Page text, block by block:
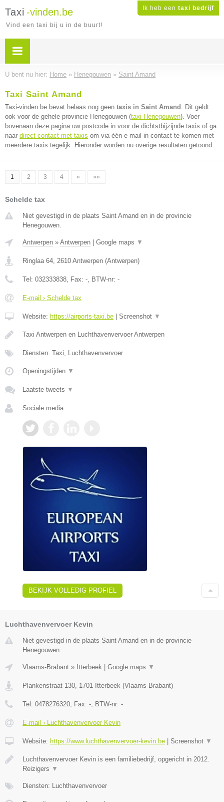
Ik heb een taxi bedrijf
Taxi -vinden.be
Vind een taxi bij u in de buurt!
U bent nu hier: Home » Henegouwen » Saint Amand
Taxi Saint Amand
Taxi-vinden.be bevat helaas nog geen taxis in Saint Amand . Dit geldt
ook voor de gehele provincie Henegouwen (taxi Henegouwen). Voer
bovenaan deze pagina uw postcode in voor de dichtstbijzijnde taxis of ga
naar direct contact met taxis om via één e-mail in contact te komen met
meerdere taxis tegelijk. Hieronder worden nu overige resultaten getoond.
1 2 3 4 » »»
Schelde tax
Niet gevestigd in de plaats Saint Amand en in de provincie
Henegouwen.
Antwerpen » Antwerpen Google maps ▼
Ringlaa 64, 2610 Antwerpen (Antwerpen)
Tel: 032333838, Fax: -, BTW-nr: -
E-mail › Schelde tax
Website: https://airports-taxi.be Screenshot ▼
Taxi Antwerpen en Luchthavenvervoer Antwerpen
Diensten: Taxi, Luchthavenvervoer
Openingstijden ▼
Laatste tweets ▼
Sociale media:
BEKIJK VOLLEDIG PROFIEL
Luchthavenvervoer Kevin
Niet gevestigd in de plaats Saint Amand en in de provincie
Henegouwen.
Vlaams-Brabant » Itterbeek Google maps ▼
Plankenstraat 130, 1701 Itterbeek (Vlaams-Brabant)
Tel: 0478276320, Fax: -, BTW-nr: -
E-mail › Luchthavenvervoer Kevin
Website: https://www.luchthavenvervoer-kevin.be Screenshot ▼
Luchthavenvervoer Kevin is een familiebedrijf, opgericht in 2012.
Reizigers ▼
Diensten: Luchthavenvervoer